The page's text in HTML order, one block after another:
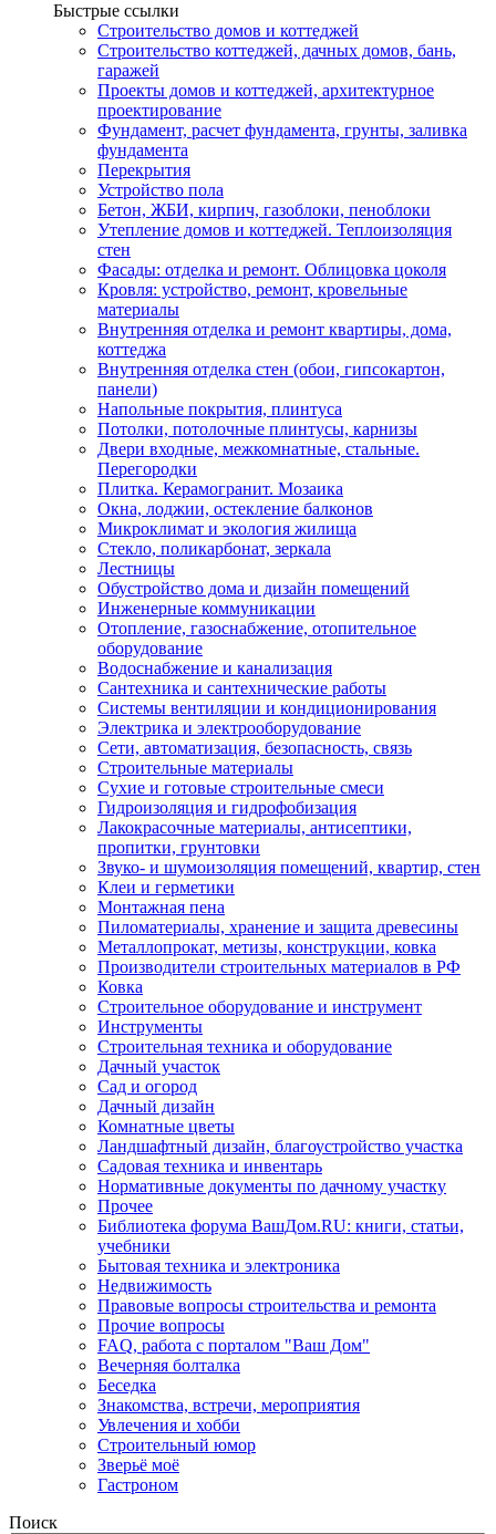
Быстрые ссылки
Строительство домов и коттеджей
Строительство коттеджей, дачных домов, бань,
гаражей
Проекты домов и коттеджей, архитектурное
проектирование
Фундамент, расчет фундамента, грунты, заливка
фундамента
Перекрытия
Устройство пола
Бетон, ЖБИ, кирпич, газоблоки, пеноблоки
Утепление домов и коттеджей. Теплоизоляция
стен
Фасады: отделка и ремонт. Облицовка цоколя
Кровля: устройство, ремонт, кровельные
материалы
Внутренняя отделка и ремонт квартиры, дома,
коттеджа
Внутренняя отделка стен (обои, гипсокартон,
панели)
Напольные покрытия, плинтуса
Потолки, потолочные плинтусы, карнизы
Двери входные, межкомнатные, стальные.
Перегородки
Плитка. Керамогранит. Мозаика
Окна, лоджии, остекление балконов
Микроклимат и экология жилища
Стекло, поликарбонат, зеркала
Лестницы
Обустройство дома и дизайн помещений
Инженерные коммуникации
Отопление, газоснабжение, отопительное
оборудование
Водоснабжение и канализация
Сантехника и сантехнические работы
Системы вентиляции и кондиционирования
Электрика и электрооборудование
Сети, автоматизация, безопасность, связь
Строительные материалы
Сухие и готовые строительные смеси
Гидроизоляция и гидрофобизация
Лакокрасочные материалы, антисептики,
пропитки, грунтовки
Звуко- и шумоизоляция помещений, квартир, стен
Клеи и герметики
Монтажная пена
Пиломатериалы, хранение и защита древесины
Металлопрокат, метизы, конструкции, ковка
Производители строительных материалов в РФ
Ковка
Строительное оборудование и инструмент
Инструменты
Строительная техника и оборудование
Дачный участок
Сад и огород
Дачный дизайн
Комнатные цветы
Ландшафтный дизайн, благоустройство участка
Садовая техника и инвентарь
Нормативные документы по дачному участку
Прочее
Библиотека форума ВашДом.RU: книги, статьи,
учебники
Бытовая техника и электроника
Недвижимость
Правовые вопросы строительства и ремонта
Прочие вопросы
FAQ, работа с порталом "Ваш Дом"
Вечерняя болталка
Беседка
Знакомства, встречи, мероприятия
Увлечения и хобби
Строительный юмор
Зверьё моё
Гастроном
Поиск